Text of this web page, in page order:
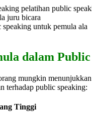
untuk pemula ala
dalam Public
mungkin
terhadap public speaking:
Tinggi